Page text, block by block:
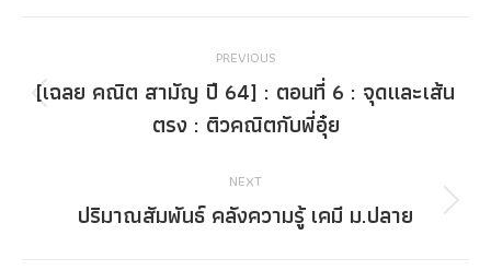
navigation
PREVIOUS
Previous
post:
[เฉลย คณิต สามัญ ปี 64] : ตอนที่ 6 : จุดและเส้น
ตรง : ติวคณิตกับพี่อุ๋ย
NEXT
Next
ปริมาณสัมพันธ์ คลังความรู้ เคมี ม.ปลาย